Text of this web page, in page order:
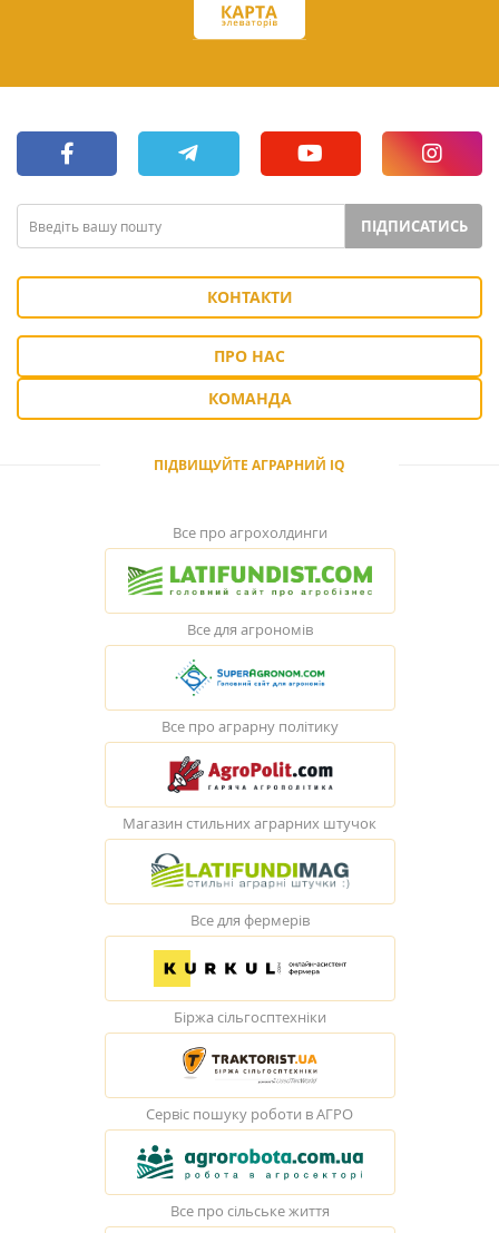
ПІДПИСАТИСЬ
КОНТАКТИ
ПРО НАС
КОМАНДА
ПІДВИЩУЙТЕ АГРАРНИЙ IQ
Все про агрохолдинги
Все для агрономів
Все про аграрну політику
Магазин стильних аграрних штучок
Все для фермерів
Біржа сільгосптехніки
Сервіс пошуку роботи в АГРО
Все про сільське життя